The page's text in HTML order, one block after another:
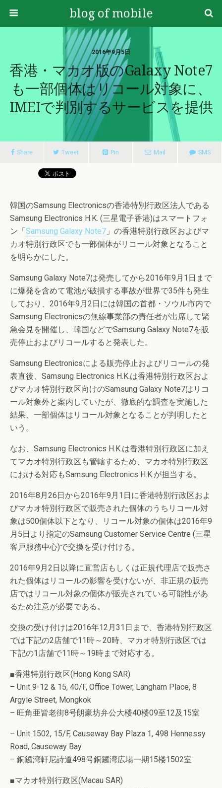
blog of mobile
2016年9月5日
香港・マカオ版のGalaxy Note7
も一部個体はリコール対象に、
IMEIで判別するサービスを提供
Share Tweet Pin Mail SMS
韓国のSamsung Electronicsの香港特別行政区法人である
Samsung Electronics H.K. (三星電子香港)はスマートフォ
ン「Samsung Galaxy Note7 」の香港特別行政区およびマ
カオ特別行政区でも一部個体がリコール対象となること
を明らかにした。
Samsung Galaxy Note7は発売してから2016年9月1日まで
に爆発を含めて電池が破損する事故が世界で35件も発生
しており、2016年9月2日には韓国の首都・ソウル市内で
Samsung Electronicsの無線事業部の責任者が出席して緊
急会見を開催し、韓国などでSamsung Galaxy Note7を販
売停止およびリコールすると発表した。
Samsung Electronicsによる販売停止およびリコールの発
表直後、Samsung Electronics H.K.は香港特別行政区およ
びマカオ特別行政区向けのSamsung Galaxy Note7はリコ
ール対象外と案内していたが、徹底的な調査を実施した
結果、一部個体はリコール対象となることが判明したと
いう。
なお、Samsung Electronics H.K.は香港特別行政区に加え
てマカオ特別行政区も管轄するため、マカオ特別行政区
における対応もSamsung Electronics H.K.が担当する。
2016年8月26日から2016年9月1日に香港特別行政区およ
びマカオ特別行政区で販売された個体のうちリコール対
象は500個体以下となり、リコール対象の個体は2016年9
月5日より指定のSamsung Customer Service Centre (三星
客戸服務中心)で交換を受け付ける。
2016年9月2日以降に直営店もしくは正規代理店で販売さ
れた個体はリコールの影響を受けないが、非正規の販売
店ではリコール対象の個体が販売されている可能性があ
るため注意が必要である。
交換の受け付けは2016年12月31日まで、香港特別行政区
では下記の2店舗で11時～20時、マカオ特別行政区では
下記の1店舗で11時～19時まで対応する。
■香港特別行政区(Hong Kong SAR)
– Unit 9-12 & 15, 40/F, Office Tower, Langham Place, 8
Argyle Street, Mongkok
– 旺角亜皆老街8号朗豪坊弁公大楼40楼09至12及15室
– Unit 1502, 15/F, Causeway Bay Plaza 1, 498 Hennessy
Road, Causeway Bay
– 銅鑼湾軒尼詩道498号銅鑼湾広場一期15楼1502室
■マカオ特別行政区(Macau SAR)